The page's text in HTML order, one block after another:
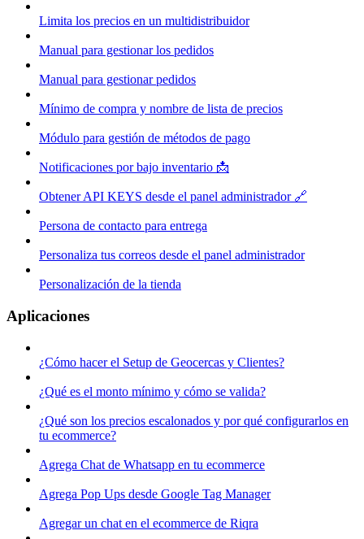
Limita los precios en un multidistribuidor
Manual para gestionar los pedidos
Manual para gestionar pedidos
Mínimo de compra y nombre de lista de precios
Módulo para gestión de métodos de pago
Notificaciones por bajo inventario 📩
Obtener API KEYS desde el panel administrador 🔗
Persona de contacto para entrega
Personaliza tus correos desde el panel administrador
Personalización de la tienda
Aplicaciones
¿Cómo hacer el Setup de Geocercas y Clientes?
¿Qué es el monto mínimo y cómo se valida?
¿Qué son los precios escalonados y por qué configurarlos en
tu ecommerce?
Agrega Chat de Whatsapp en tu ecommerce
Agrega Pop Ups desde Google Tag Manager
Agregar un chat en el ecommerce de Riqra